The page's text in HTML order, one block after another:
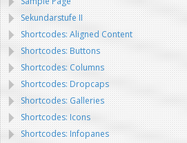
Sekundarstufe II
Shortcodes: Aligned Content
Shortcodes: Buttons
Shortcodes: Columns
Shortcodes: Dropcaps
Shortcodes: Galleries
Shortcodes: Icons
Shortcodes: Infopanes